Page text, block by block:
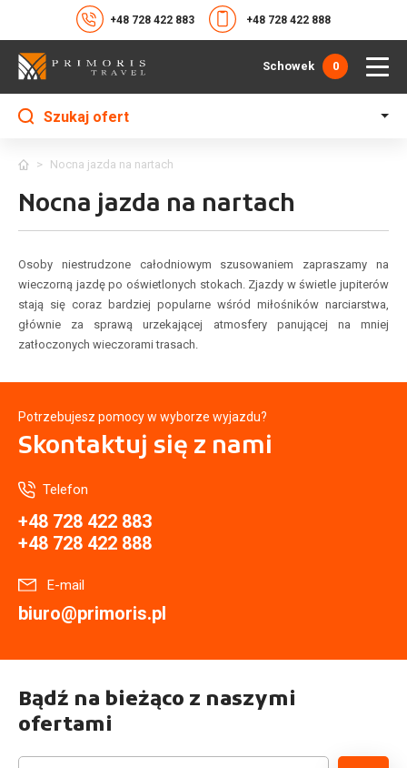
+48 728 422 883 +48 728 422 888
Schowek 0
Szukaj ofert
> Nocna jazda na nartach
Nocna jazda na nartach
Osoby niestrudzone całodniowym szusowaniem zapraszamy na
wieczorną jazdę po oświetlonych stokach. Zjazdy w świetle jupiterów
stają się coraz bardziej popularne wśród miłośników narciarstwa,
głównie za sprawą urzekającej atmosfery panującej na mniej
zatłoczonych wieczorami trasach.
Potrzebujesz pomocy w wyborze wyjazdu?
Skontaktuj się z nami
Telefon
+48 728 422 883
+48 728 422 888
E-mail
biuro@primoris.pl
Bądź na bieżąco z naszymi
ofertami